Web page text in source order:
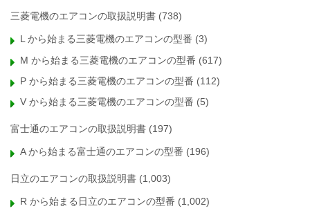
三菱電機のエアコンの取扱説明書 (738)
L から始まる三菱電機のエアコンの型番 (3)
M から始まる三菱電機のエアコンの型番 (617)
P から始まる三菱電機のエアコンの型番 (112)
V から始まる三菱電機のエアコンの型番 (5)
富士通のエアコンの取扱説明書 (197)
A から始まる富士通のエアコンの型番 (196)
日立のエアコンの取扱説明書 (1,003)
R から始まる日立のエアコンの型番 (1,002)